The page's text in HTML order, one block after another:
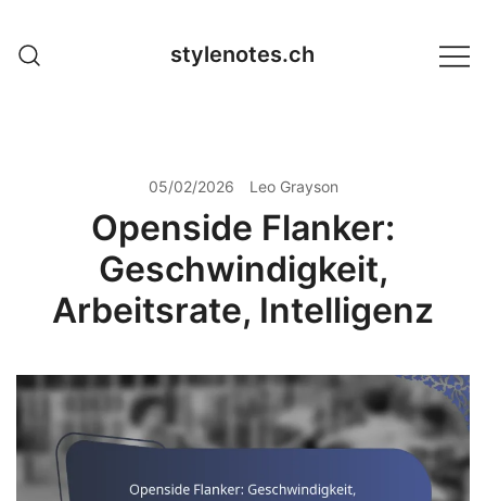
content
stylenotes.ch
05/02/2026 Leo Grayson
Openside Flanker:
Geschwindigkeit,
Arbeitsrate, Intelligenz